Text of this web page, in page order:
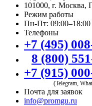
101000, г. Москва,
Режим работы
Пн-Пт: 09:00–18:00
Телефоны
+7 (495)
8 (800)
+7 (915)
(Telegram,
Почта для заявок
info@promgu.ru